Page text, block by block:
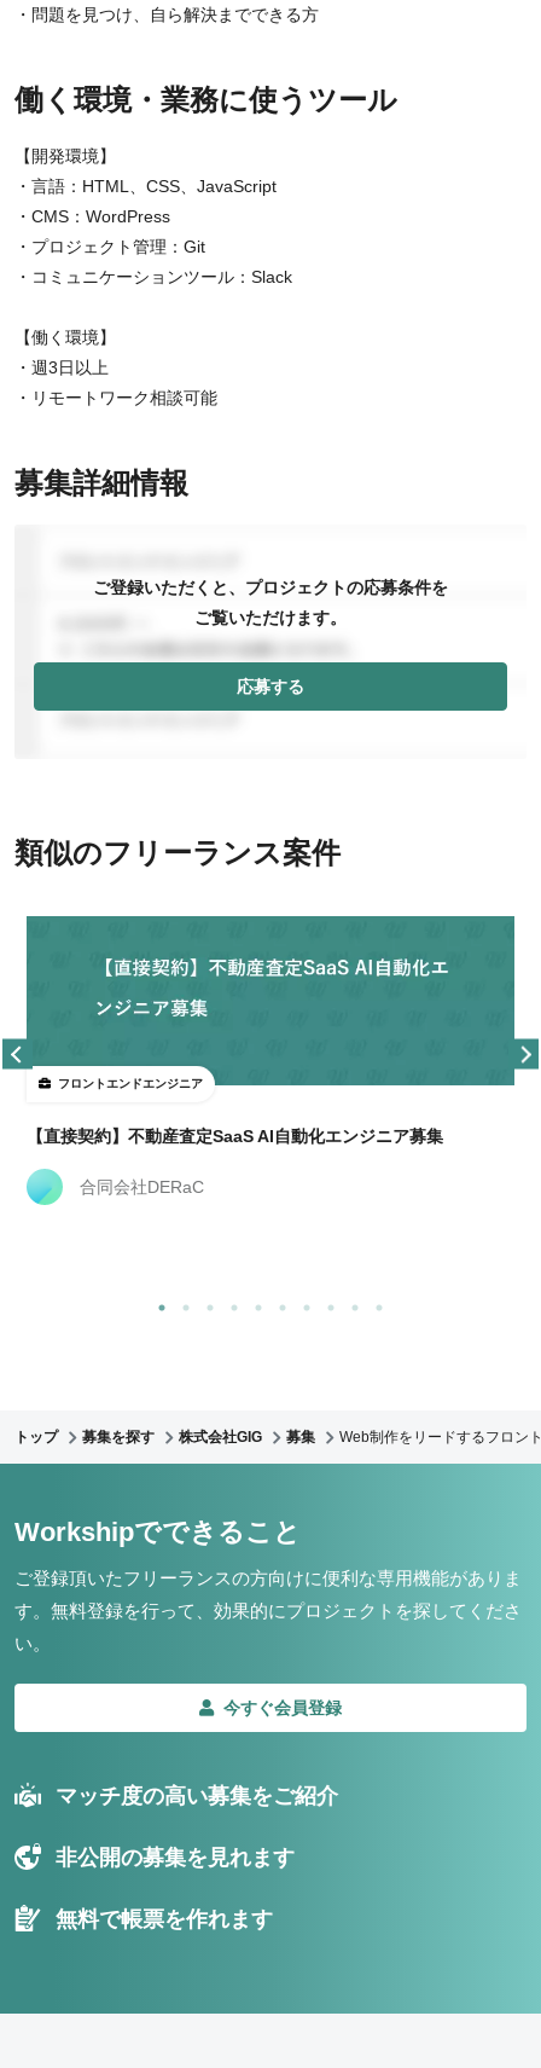
・問題を見つけ、自ら解決までできる方
働く環境・業務に使うツール
【開発環境】
・言語：HTML、CSS、JavaScript
・CMS：WordPress
・プロジェクト管理：Git
・コミュニケーションツール：Slack
【働く環境】
・週3日以上
・リモートワーク相談可能
募集詳細情報
ご登録いただくと、プロジェクトの応募条件を
ご覧いただけます。
応募する
類似のフリーランス案件
フロントエンドエンジニア
【直接契約】不動産査定SaaS AI自動化エンジニア募集
合同会社DERaC
トップ 募集を探す 株式会社GIG 募集 Web制作をリードするフロン
Workshipでできること
ご登録頂いたフリーランスの方向けに便利な専用機能がありま
す。 無料登録を行って、効果的にプロジェクトを探してくださ
い。
今すぐ会員登録
マッチ度の高い募集をご紹介
非公開の募集を見れます
無料で帳票を作れます